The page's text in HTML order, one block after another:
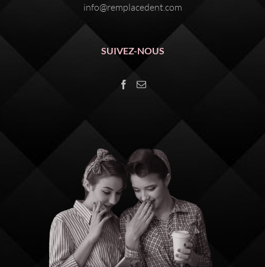
info@remplacedent.com
SUIVEZ-NOUS